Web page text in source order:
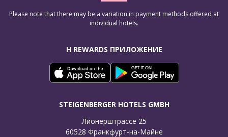
H REWARDS ПРИЛОЖЕНИЕ
STEIGENBERGER HOTELS GMBH
Лионерштрассе 25
60528 Франкфурт-на-Майне
Please note that there may be a variation in payment methods offered at
individual hotels.